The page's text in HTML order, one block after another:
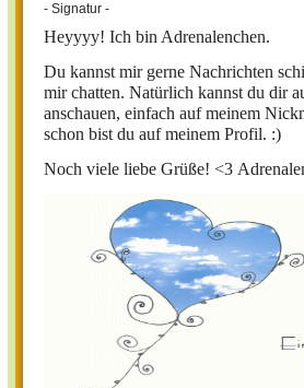
- Signatur -
Heyyyy! Ich bin Adrenalenchen.
Du kannst mir gerne Nachrichten
mir chatten. Natürlich kannst du dir
anschauen, einfach auf meinem
schon bist du auf meinem Profil. :)
Noch viele liebe Grüße! <3